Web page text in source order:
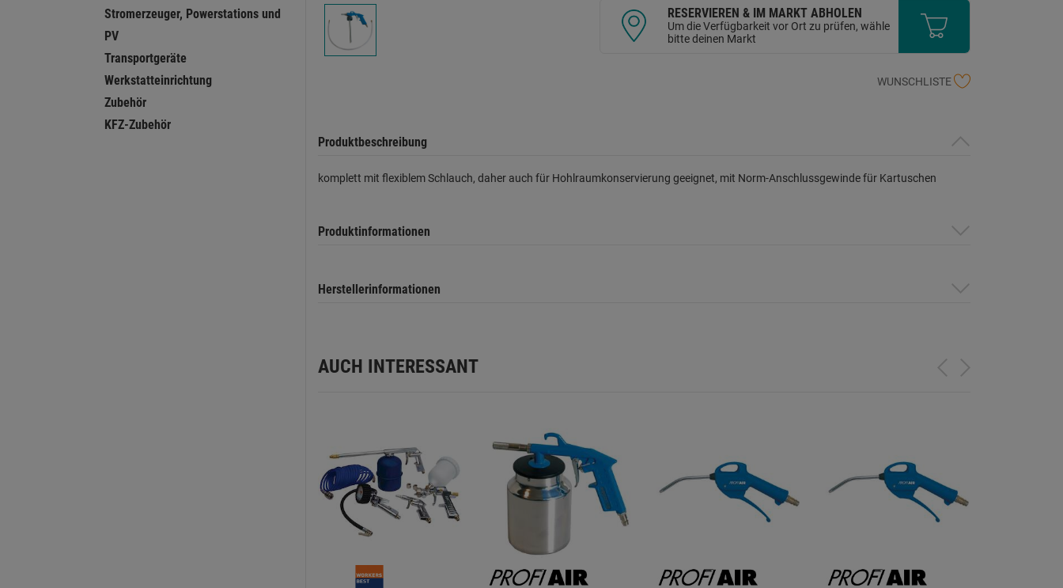
Stromerzeuger, Powerstations und
PV
Transportgeräte
Werkstatteinrichtung
Zubehör
KFZ-Zubehör
RESERVIEREN & IM MARKT ABHOLEN
Um die Verfügbarkeit vor Ort zu prüfen, wähle
bitte deinen Markt
WUNSCHLISTE
Produktbeschreibung
komplett mit flexiblem Schlauch, daher auch für Hohlraumkonservierung geeignet, mit Norm-Anschlussgewinde für Kartuschen
Produktinformationen
Herstellerinformationen
AUCH INTERESSANT